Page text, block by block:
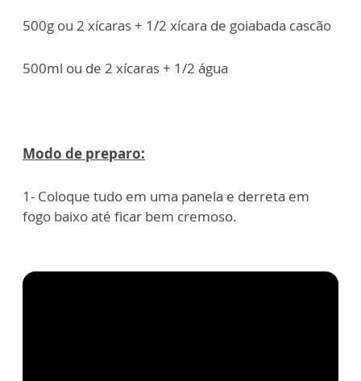
500g ou 2 xícaras + 1/2 xícara de goiabada cascão
500ml ou de 2 xícaras + 1/2 água
Modo de preparo:
1- Coloque tudo em uma panela e derreta em
fogo baixo até ficar bem cremoso.